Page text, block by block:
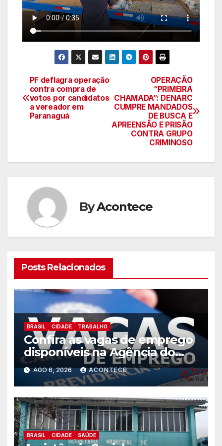
Navegação
de
artigos
OPERAÇÃO
“PRIMEIRA
CHAMADA”: DENARC
CUMPRE MANDADOS
DE BUSCA E
APREENSÃO E PRISÃO
CONTRA GRUPO
CRIMINOSO
PF deflagra operação
contra compra de
votos por candidatos
a vereador em
Paranaguá
ByAcontece
Posts Relacionados
BRASIL CIDADE TRABALHO
Confira as vagas de emprego
disponíveis na Agência do
Trabalhador
AGO 6, 2026 ACONTECE
BRASIL CIDADE SAÚDE